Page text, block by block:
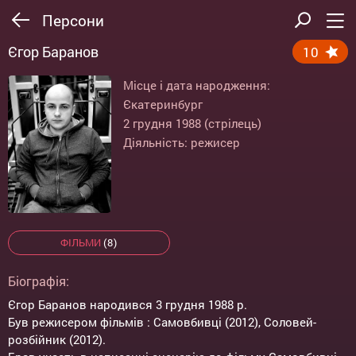
Персони
Єгор Баранов 10
Місце і дата народження:
Єкатеринбург
2 грудня 1988 (стрілець)
Діяльність: режисер
ФІЛЬМИ (8)
Біографія:
Єгор Баранов народився 3 грудня 1988 р.
Був режисером фільмів : Самовбивці (2012), Соловей-
розбійник (2012).